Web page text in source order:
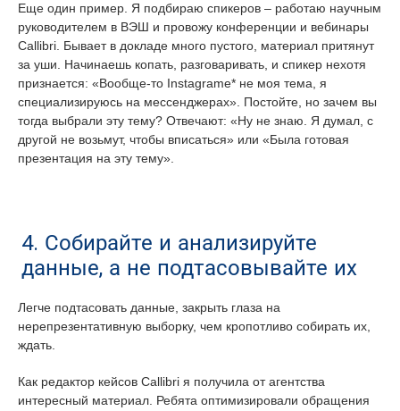
Еще один пример. Я подбираю спикеров – работаю научным
руководителем в ВЭШ и провожу конференции и вебинары
Callibri. Бывает в докладе много пустого, материал притянут
за уши. Начинаешь копать, разговаривать, и спикер нехотя
признается: «Вообще-то Instagrame* не моя тема, я
специализируюсь на мессенджерах». Постойте, но зачем вы
тогда выбрали эту тему? Отвечают: «Ну не знаю. Я думал, с
другой не возьмут, чтобы вписаться» или «Была готовая
презентация на эту тему».
4. Собирайте и анализируйте
данные, а не подтасовывайте их
Легче подтасовать данные, закрыть глаза на
нерепрезентативную выборку, чем кропотливо собирать их,
ждать.
Как редактор кейсов Callibri я получила от агентства
интересный материал. Ребята оптимизировали обращения